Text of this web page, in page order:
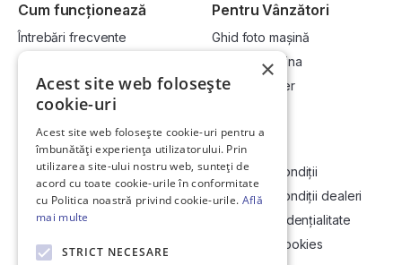
Cum funcționează
Întrebări frecvente
Cum vând la licitație?
Pentru Vânzători
Ghid foto mașină
Vinde-ți mașina
Devino dealer
Link-uri utile
Informații utile vizionare
Contact
Soluționarea Online a litigiilor
ANCP
Compania
Termeni și condiții
Termeni și condiții dealeri
Politică confidențialitate
Politica de cookies
×
Acest site web folosește
cookie-uri
Acest site web folosește cookie-uri pentru a
îmbunătăți experiența utilizatorului. Prin
utilizarea site-ului nostru web, sunteți de
acord cu toate cookie-urile în conformitate
cu Politica noastră privind cookie-urile. Află
mai multe
STRICT NECESARE